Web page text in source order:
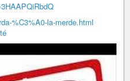
%C3%A0-la-merde.html